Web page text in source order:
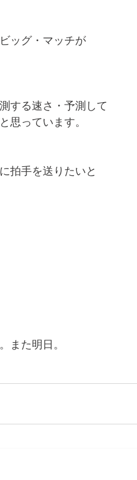
ッグ・マッチが
する速さ・予測して
思っています。
拍手を送りたいと
また明日。